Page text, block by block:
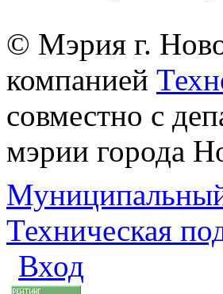
© Мэрия г.
компанией
совместно с
мэрии города
Техническая
Вход